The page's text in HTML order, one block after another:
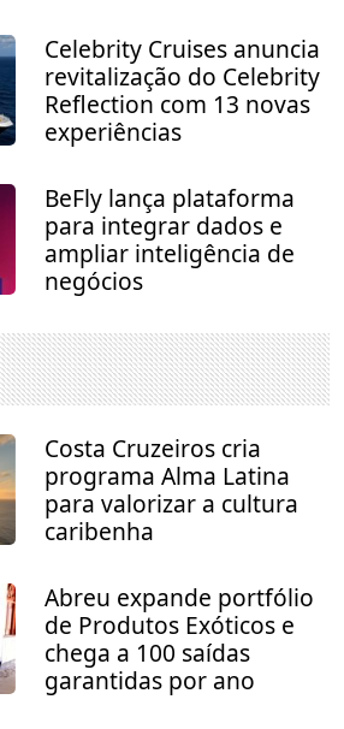
Celebrity Cruises anuncia
revitalização do Celebrity
Reflection com 13 novas
experiências
BeFly lança plataforma
para integrar dados e
ampliar inteligência de
negócios
Costa Cruzeiros cria
programa Alma Latina
para valorizar a cultura
caribenha
Abreu expande portfólio
de Produtos Exóticos e
chega a 100 saídas
garantidas por ano